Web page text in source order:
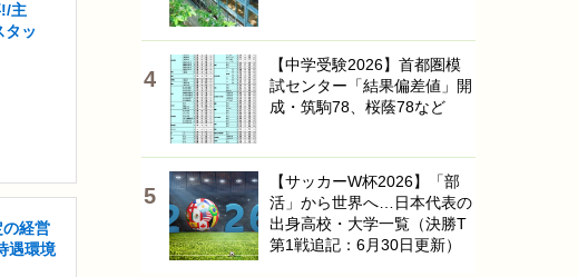
主
タッ
経営
遇環境
【中学受験2026】首都圏模
試センター「結果偏差値」開
成・筑駒78、桜蔭78など
【サッカーW杯2026】「部
活」から世界へ…日本代表の
出身高校・大学一覧（決勝T
第1戦追記：6月30日更新）